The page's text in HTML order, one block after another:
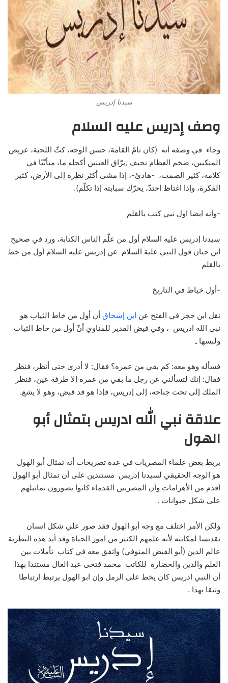
سيدنا إدريس
وصف إدريس عليه السلام
وجاء في وصفه أنه (كان تامّ القامة، حسن الوجه، كثّ اللحية، عريض
المنكبين، ضخم العظام نحيف ,برّاق العينين أكحله ما، متأنّيًا في
كلامه، كثير الصمت، -هادئ-، إذا مشى أكثر نظره إلى الأرض، كثير
الفكرة، وإذا اغتاظ احتدّ، يحرّك سبابته إذا تكلّم).
-وانه ايضا اول نبي كتب بالقلم
سيدنا إدريس عليه السلام أول من علّم الناس الكتابة، ورد في صحيح
ابن حبان قول النبي علية السلام عن إدريس عليه السلام أول من خط
بالقلم
-أول خياط في التاريخ
نقل ابن حجر في الفتح عن ابن إسحاق أن أول من خاط الثياب هو
نبى الله ادريس ، وفي فيض القدير للمناوي أنّ أول من خاط الثياب
ولبسها ـ
فسأله وهو معه: كم بقي من عمره؟ فقال: لا أدرى حتى أنظر، فنظر
فقال: إنك لتسألني عن رجل ما بقي من عمره إلا طرفة عين، فنظر
الملك إلى تحت جناحه، إلى إدريس، فإذا هو قد قبض، وهو لا يشع.
علاقة نبي الله ادريس بتمثال أبو
الهول
يربط بعض علماء المصريات في عدة تصريحات أنه تمثال أبو الهول
هو الوجه الحقيقي لسيدنا إدريس مستندين على أن تمثال أبو الهول
أقدم من الأهرامات وأن المصريين القدماء كانوا يصورون تماثيلهم
على شكل حيوانات .
ولكن الأمر اختلف مع وجه أبو الهول فقد صور علي شكل انسان
تقديسا لمكانته لأنه علمهم الكثير من امور الحياة وقد أيد هذه النظرية
عالم الدين (أبو الفيض المنوفي) واتفق معه في كتاب تأملات بين
العلم والدين والحضارة للكاتب محمد فتحى عبد العال مستندا بهذا
أن النبي ادريس كان يخط على الرمل وإن ابو الهول يرتبط ارتباطا
وثيقا بهذا .